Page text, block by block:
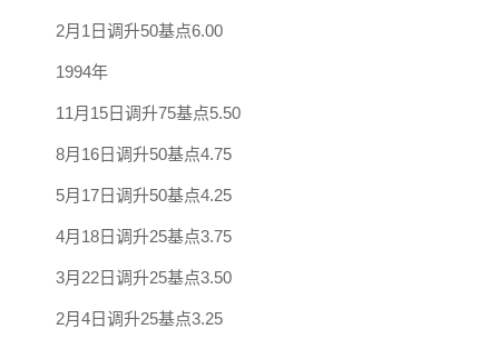
2月1日调升50基点6.00
1994年
11月15日调升75基点5.50
8月16日调升50基点4.75
5月17日调升50基点4.25
4月18日调升25基点3.75
3月22日调升25基点3.50
2月4日调升25基点3.25